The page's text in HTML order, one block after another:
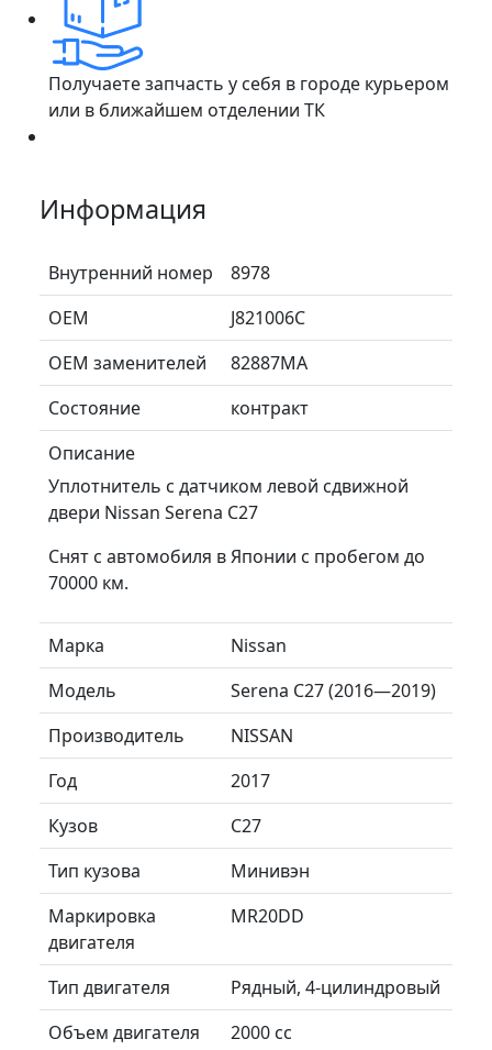
Получаете запчасть у себя в городе курьером
или в ближайшем отделении ТК
Информация
Внутренний номер
8978
ОЕМ
J821006C
ОЕМ заменителей
82887MA
Состояние
контракт
Описание
Уплотнитель с датчиком левой сдвижной
двери Nissan Serena C27
Снят с автомобиля в Японии с пробегом до
70000 км.
Марка
Nissan
Модель
Serena C27 (2016—2019)
Производитель
NISSAN
Год
2017
Кузов
C27
Тип кузова
Минивэн
Маркировка
двигателя
MR20DD
Тип двигателя
Рядный, 4-цилиндровый
Объем двигателя
2000 сс